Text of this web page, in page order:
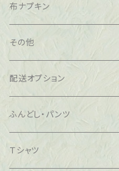
シルク
コットン
茜染め
腹巻
インナーボトム
布ナプキン
無漂白、無化学処理、ネル生
茜染め
経血コントロール
その他
シルク
コットン
茜染め
配送オプション
ふんどし・パンツ
茜染め
Ｔシャツ